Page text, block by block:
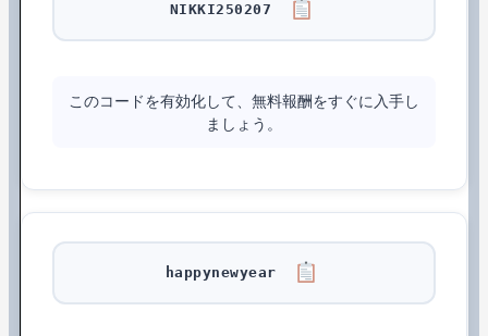
NIKKI250207
このコードを有効化して、無料報酬をすぐに入手し
ましょう。
happynewyear